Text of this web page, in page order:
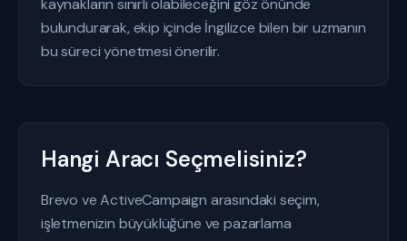
kaynakların sınırlı olabileceğini göz önünde
bulundurarak, ekip içinde İngilizce bilen bir uzmanın
bu süreci yönetmesi önerilir.
Hangi Aracı Seçmelisiniz?
Brevo ve ActiveCampaign arasındaki seçim,
işletmenizin büyüklüğüne ve pazarlama